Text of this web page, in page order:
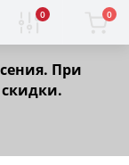
При
0 0